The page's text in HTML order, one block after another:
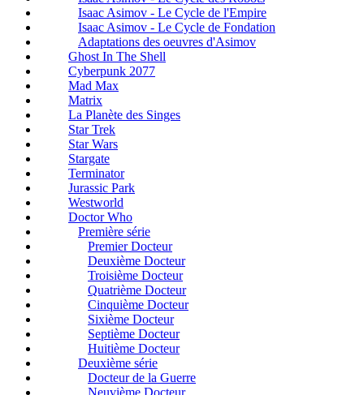
Isaac Asimov - Le Cycle de l'Empire
Isaac Asimov - Le Cycle de Fondation
Adaptations des oeuvres d'Asimov
Ghost In The Shell
Cyberpunk 2077
Mad Max
Matrix
La Planète des Singes
Star Trek
Star Wars
Stargate
Terminator
Jurassic Park
Westworld
Doctor Who
Première série
Premier Docteur
Deuxième Docteur
Troisième Docteur
Quatrième Docteur
Cinquième Docteur
Sixième Docteur
Septième Docteur
Huitième Docteur
Deuxième série
Docteur de la Guerre
Neuvième Docteur